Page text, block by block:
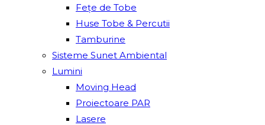
Fețe de Tobe
Huse Tobe & Percutii
Tamburine
Sisteme Sunet Ambiental
Lumini
Moving Head
Proiectoare PAR
Lasere